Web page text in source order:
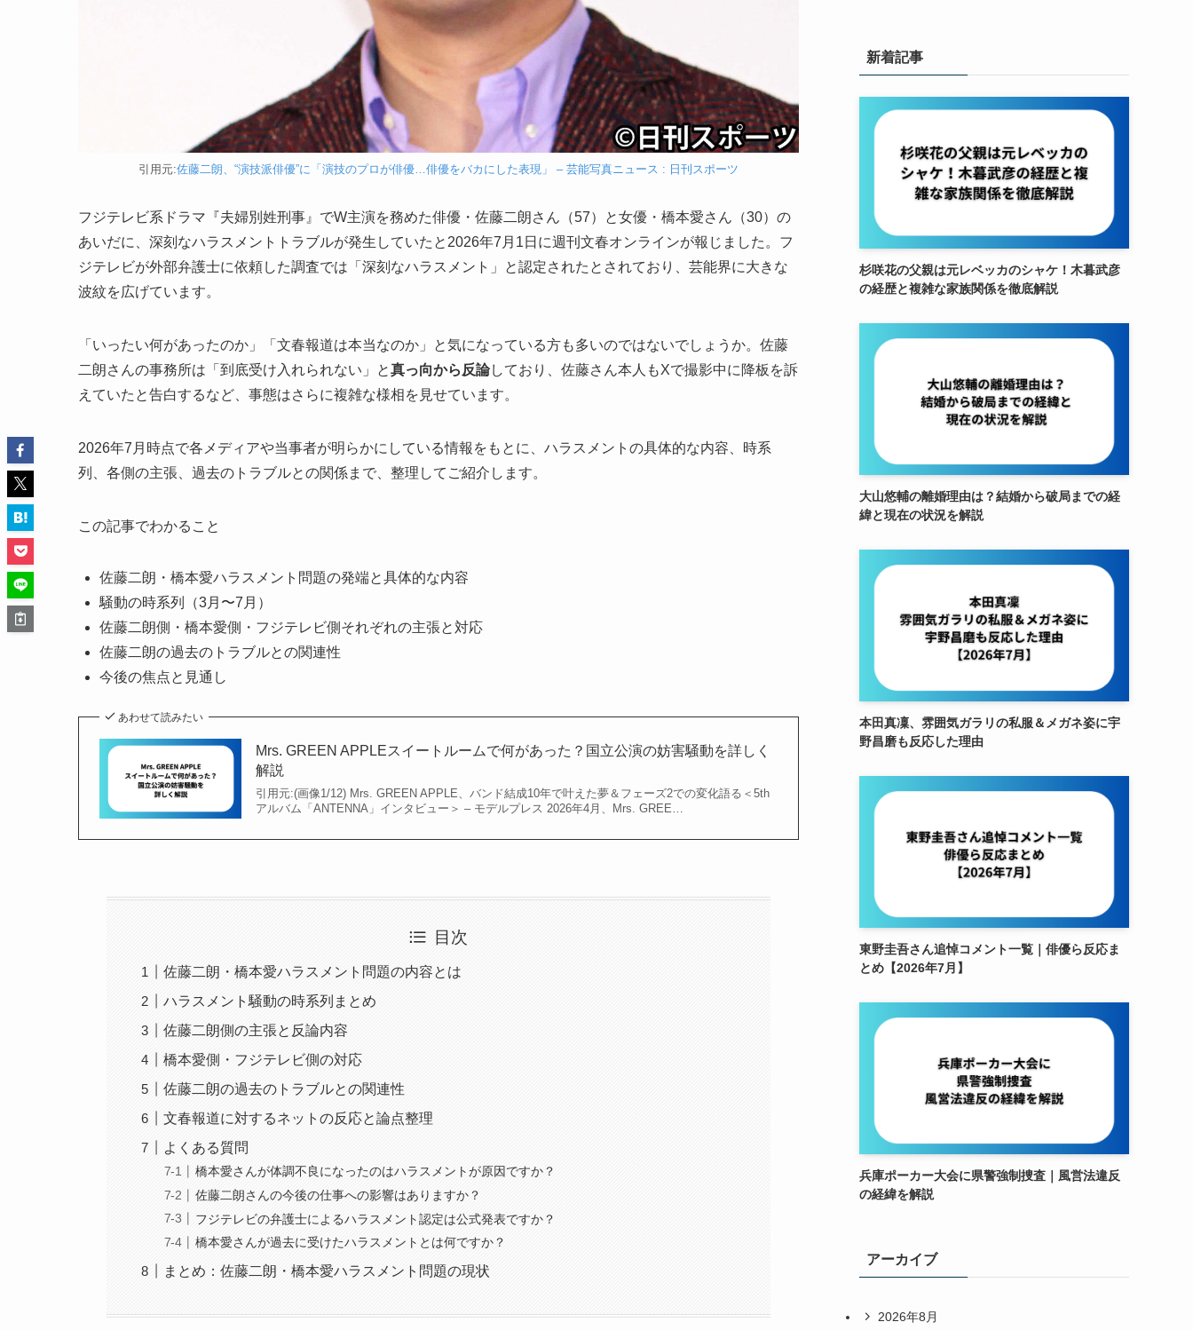
引用元:佐藤二朗、“演技派俳優”に「演技のプロが俳優…俳優をバカにした表現」 – 芸能写真ニュース : 日刊スポーツ
フジテレビ系ドラマ『夫婦別姓刑事』でW主演を務めた俳優・佐藤二朗さん（57）と女優・橋本愛さん（30）の
あいだに、深刻なハラスメントトラブルが発生していたと2026年7月1日に週刊文春オンラインが報じました。フ
ジテレビが外部弁護士に依頼した調査では「深刻なハラスメント」と認定されたとされており、芸能界に大きな
波紋を広げています。
「いったい何があったのか」「文春報道は本当なのか」と気になっている方も多いのではないでしょうか。佐藤
二朗さんの事務所は「到底受け入れられない」と真っ向から反論しており、佐藤さん本人もXで撮影中に降板を訴
えていたと告白するなど、事態はさらに複雑な様相を見せています。
2026年7月時点で各メディアや当事者が明らかにしている情報をもとに、ハラスメントの具体的な内容、時系
列、各側の主張、過去のトラブルとの関係まで、整理してご紹介します。
この記事でわかること
佐藤二朗・橋本愛ハラスメント問題の発端と具体的な内容
騒動の時系列（3月〜7月）
佐藤二朗側・橋本愛側・フジテレビ側それぞれの主張と対応
佐藤二朗の過去のトラブルとの関連性
今後の焦点と見通し
あわせて読みたい
Mrs. GREEN APPLEスイートルームで何があった？国立公演の妨害騒動を詳しく
解説
引用元:(画像1/12) Mrs. GREEN APPLE、バンド結成10年で叶えた夢＆フェーズ2での変化語る＜5th
アルバム「ANTENNA」インタビュー＞ – モデルプレス 2026年4月、Mrs. GREE…
目次
佐藤二朗・橋本愛ハラスメント問題の内容とは
ハラスメント騒動の時系列まとめ
佐藤二朗側の主張と反論内容
橋本愛側・フジテレビ側の対応
佐藤二朗の過去のトラブルとの関連性
文春報道に対するネットの反応と論点整理
よくある質問
橋本愛さんが体調不良になったのはハラスメントが原因ですか？
佐藤二朗さんの今後の仕事への影響はありますか？
フジテレビの弁護士によるハラスメント認定は公式発表ですか？
橋本愛さんが過去に受けたハラスメントとは何ですか？
まとめ：佐藤二朗・橋本愛ハラスメント問題の現状
新着記事
杉咲花の父親は元レベッカのシャケ！木暮武彦
の経歴と複雑な家族関係を徹底解説
大山悠輔の離婚理由は？結婚から破局までの経
緯と現在の状況を解説
本田真凜、雰囲気ガラリの私服＆メガネ姿に宇
野昌磨も反応した理由
東野圭吾さん追悼コメント一覧｜俳優ら反応ま
とめ【2026年7月】
兵庫ポーカー大会に県警強制捜査｜風営法違反
の経緯を解説
アーカイブ
2026年8月